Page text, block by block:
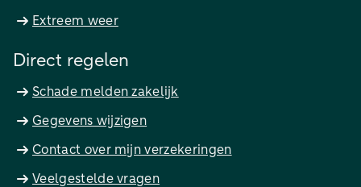
Extreem weer
Direct regelen
Schade melden zakelijk
Gegevens wijzigen
Contact over mijn verzekeringen
Veelgestelde vragen